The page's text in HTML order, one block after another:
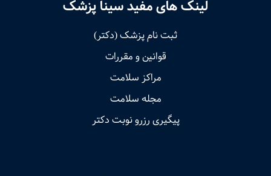
لینک های مفید سینا پزشک
ثبت نام پزشک (دکتر)
قوانین و مقررات
مراکز سلامت
مجله سلامت
پیگیری رزرو نوبت دکتر